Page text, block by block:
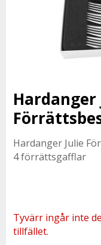
Hardanger
Hardanger Julie
4 förrättsgafflar
Tyvärr ingår inte
tillfället.